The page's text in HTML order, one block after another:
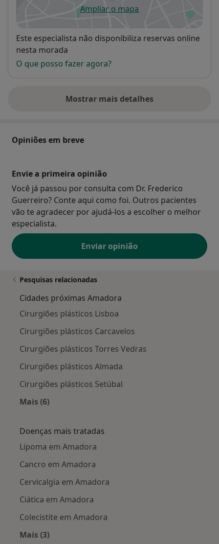
Ampliar o mapaabre num novo separador
Disponibilidade
Este especialista não disponibiliza reservas online
nesta morada
O que posso fazer agora?
Mostrar mais detalhes
sobre o endereço
Opiniões em breve
Envie a primeira opinião
Você já passou por consulta com Dr. Frederico
Guerreiro? Conte aqui como foi. Outros pacientes
vão te agradecer por ajudá-los a escolher o melhor
especialista.
Enviar opinião
Pesquisas relacionadas
Cidades próximas Amadora
Cirurgiões plásticos Lisboa
Cirurgiões plásticos Carcavelos
Cirurgiões plásticos Torres Vedras
Cirurgiões plásticos Almada
Cirurgiões plásticos Setúbal
Mais (6)
Doenças mais tratadas
Lipoma em Amadora
Cancro em Amadora
Cervicalgia em Amadora
Ciática em Amadora
Colecistite em Amadora
Mais (3)